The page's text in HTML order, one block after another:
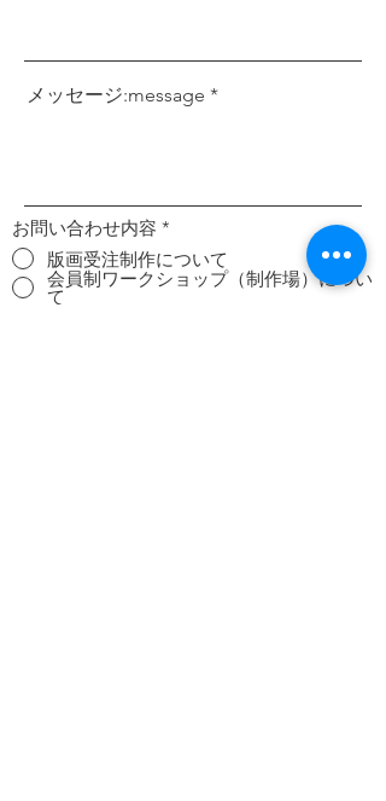
メッセージ:message
お問い合わせ内容 *
版画受注制作について
会員制ワークショップ（制作場）につい
て